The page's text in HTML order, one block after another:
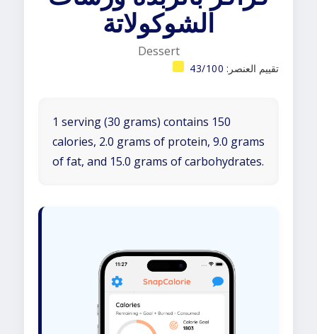
الشوكولاتة
Dessert
تقييم العنصر: 43/100
1 serving (30 grams) contains 150
calories, 2.0 grams of protein, 9.0 grams
of fat, and 15.0 grams of carbohydrates.